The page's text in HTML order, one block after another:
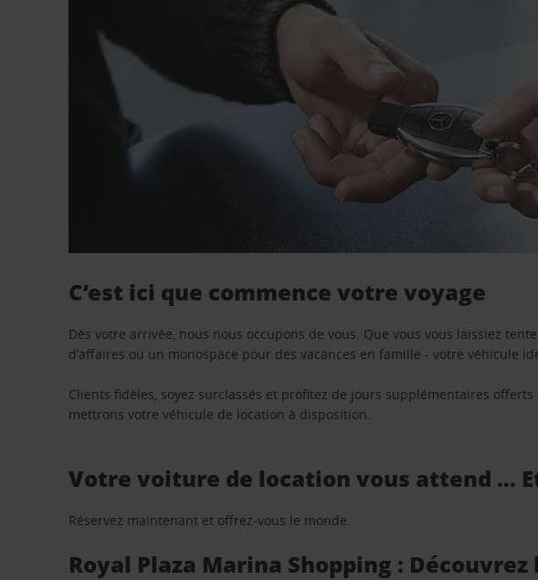
C’est ici que commence votre voyage
Dès votre arrivée, nous nous occupons de vous. Que vous vous laissiez
d’affaires ou un monospace pour des vacances en famille - votre véhicule
Clients fidèles, soyez surclassés et profitez de jours supplémentaires
mettrons votre véhicule de location à disposition.
Votre voiture de location vous attend …
Réservez maintenant et offrez-vous le monde.
Royal Plaza Marina Shopping :